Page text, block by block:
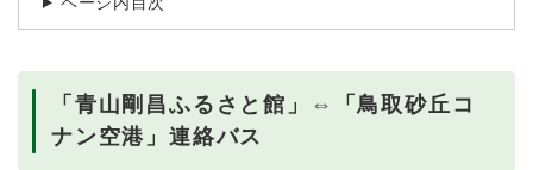
「青山剛昌ふるさと館」⇔「鳥取砂丘コ
ナン空港」連絡バス